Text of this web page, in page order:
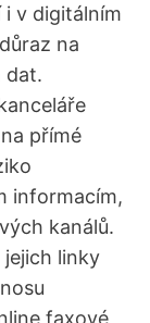
i v digitálním
na
dat.
přímé
informacím,
kanálů.
linky
faxové